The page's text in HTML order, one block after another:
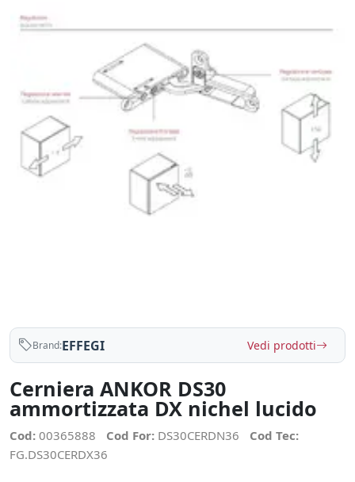
Brand:EFFEGI Vedi prodotti
Cerniera ANKOR DS30
ammortizzata DX nichel lucido
Cod: 00365888 Cod For: DS30CERDN36
Cod Tec:
FG.DS30CERDX36